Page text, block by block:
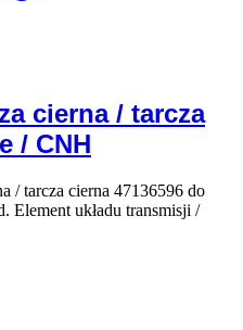
cierna / tarcza
/ CNH
/ tarcza cierna 47136596 do
Element układu transmisji /